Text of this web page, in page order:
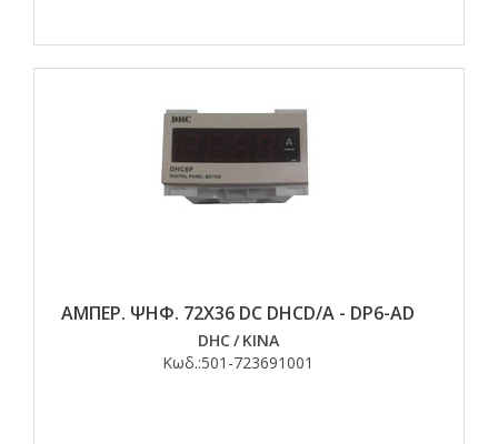
ΑΜΠΕΡ. ΨΗΦ. 72Χ36 DC DHCD/A - DP6-AD
DHC/ ΚΙΝΑ
Κωδ.:501-723691001